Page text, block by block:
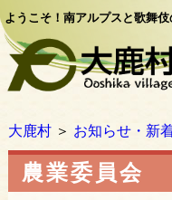
ようこそ！南アルプスと歌舞
大鹿村 ＞ お知らせ・新
農業委員会